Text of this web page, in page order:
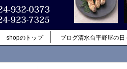
shopのトップ ブログ清水台平野屋の日